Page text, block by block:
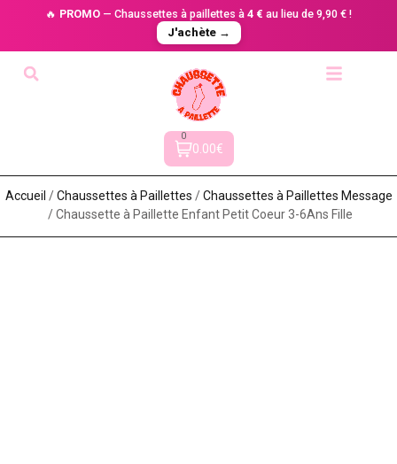
🔥 PROMO — Chaussettes à paillettes à 4 € au lieu de 9,90 € !
J'achète →
0
0.00€
Accueil /Chaussettes à Paillette​s /Chaussettes à Paillettes Message​
/ Chaussette à Paillette Enfant Petit Coeur 3-6Ans Fille